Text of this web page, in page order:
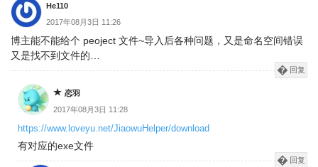
He110
2017年08月3日 11:26
博主能不能给个 peoject 文件~导入后各种问题，又是命名空间错误
又是找不到文件的…
回复
恋羽
2017年08月3日 11:28
https://www.loveyu.net/JiaowuHelper/download
有对应的exe文件
回复